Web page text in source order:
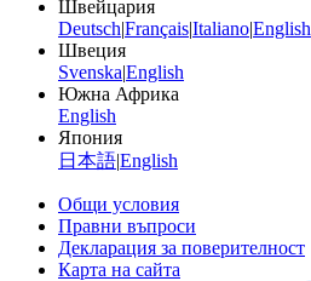
Швейцария
Deutsch|Français|Italiano|English
Швеция
Svenska|English
Южна Африка
English
Япония
日本語|English
Общи условия
Правни въпроси
Декларация за поверителност
Карта на сайта